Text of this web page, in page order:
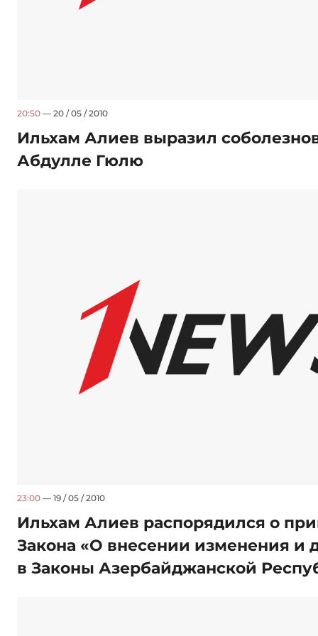
20:50 — 20 / 05 / 2010
Ильхам Алиев выразил
Абдулле Гюлю
23:00 — 19 / 05 / 2010
Ильхам Алиев распорядился о
Закона «О внесении изменения и
в Законы Азербайджанской